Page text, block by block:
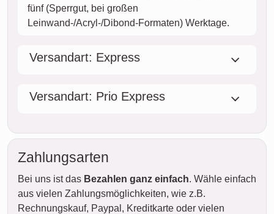
fünf (Sperrgut, bei großen
Leinwand-/Acryl-/Dibond-Formaten) Werktage.
Versandart: Express
Versandart: Prio Express
Zahlungsarten
Bei uns ist das Bezahlen ganz einfach. Wähle einfach
aus vielen Zahlungsmöglichkeiten, wie z.B.
Rechnungskauf, Paypal, Kreditkarte oder vielen